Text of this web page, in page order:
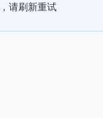
请刷新重试